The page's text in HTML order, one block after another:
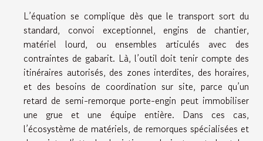
L’équation se complique dès que le transport sort du
standard, convoi exceptionnel, engins de chantier,
matériel lourd, ou ensembles articulés avec des
contraintes de gabarit. Là, l’outil doit tenir compte des
itinéraires autorisés, des zones interdites, des horaires,
et des besoins de coordination sur site, parce qu’un
retard de semi-remorque porte-engin peut immobiliser
une grue et une équipe entière. Dans ces cas,
l’écosystème de matériels, de remorques spécialisées et